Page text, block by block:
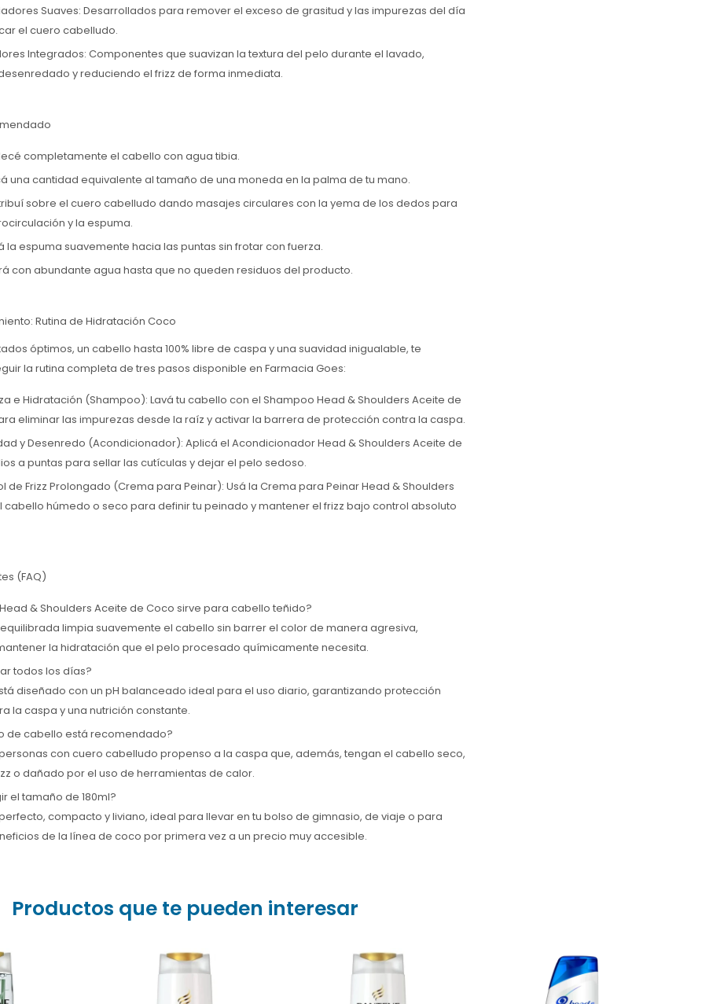
Suaves: Desarrollados para remover el exceso de grasitud y las impurezas del día
el cuero cabelludo.
Integrados: Componentes que suavizan la textura del pelo durante el lavado,
y reduciendo el frizz de forma inmediata.
completamente el cabello con agua tibia.
una cantidad equivalente al tamaño de una moneda en la palma de tu mano.
sobre el cuero cabelludo dando masajes circulares con la yema de los dedos para
y la espuma.
la espuma suavemente hacia las puntas sin frotar con fuerza.
con abundante agua hasta que no queden residuos del producto.
Rutina de Hidratación Coco
óptimos, un cabello hasta 100% libre de caspa y una suavidad inigualable, te
la rutina completa de tres pasos disponible en Farmacia Goes:
e Hidratación (Shampoo): Lavá tu cabello con el Shampoo Head & Shoulders Aceite de
eliminar las impurezas desde la raíz y activar la barrera de protección contra la caspa.
y Desenredo (Acondicionador): Aplicá el Acondicionador Head & Shoulders Aceite de
a puntas para sellar las cutículas y dejar el pelo sedoso.
de Frizz Prolongado (Crema para Peinar): Usá la Crema para Peinar Head & Shoulders
cabello húmedo o seco para definir tu peinado y mantener el frizz bajo control absoluto
(FAQ)
& Shoulders Aceite de Coco sirve para cabello teñido?
limpia suavemente el cabello sin barrer el color de manera agresiva,
la hidratación que el pelo procesado químicamente necesita.
todos los días?
diseñado con un pH balanceado ideal para el uso diario, garantizando protección
la caspa y una nutrición constante.
de cabello está recomendado?
con cuero cabelludo propenso a la caspa que, además, tengan el cabello seco,
o dañado por el uso de herramientas de calor.
el tamaño de 180ml?
compacto y liviano, ideal para llevar en tu bolso de gimnasio, de viaje o para
de la línea de coco por primera vez a un precio muy accesible.
Productos que te pueden interesar
dañado! ? Compra el
¿Caspa y cabello graso? El
Shampoo Head &